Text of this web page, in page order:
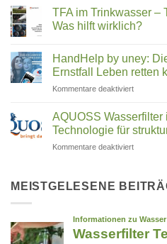
Kuvings,
Angel
–
welcher
zu
zu
Medeco
Cleantec:
Familienunternehmen
aus
Rosenheim
die
TFA im Trinkwasser –
Was hilft wirklich?
zu
TFA
im
Trinkwasser
filtern:
Was
hilft
HandHelp by uney:
Ernstfall Leben retten
Kommentare deaktiviertfür
uney:
Die
Notruf-
im
retten
kann
AQUOSS
Technologie für
Kommentare deaktiviertfür
im
Phasen-
MEISTGELESENE